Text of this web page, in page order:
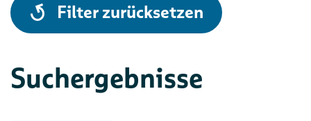
alle
Filter zurücksetzen
Suchergebnisse